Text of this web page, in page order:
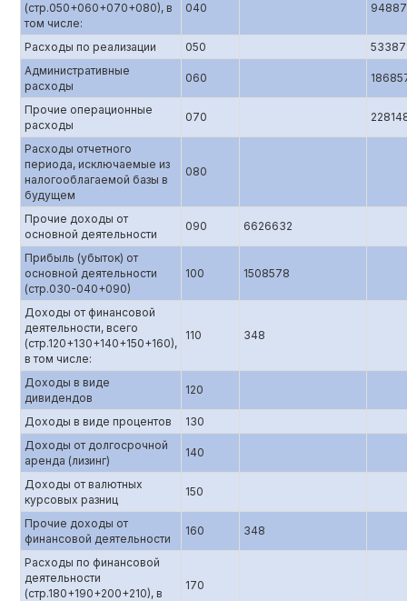
(стр.050+060+070+080), в
том числе:
040
Расходы по реализации 050
Административные
расходы
060
Прочие операционные
расходы
070
Расходы отчетного
периода, исключаемые из
налогооблагаемой базы в
будущем
080
Прочие доходы от
основной деятельности
090 6626632
Прибыль (убыток) от
основной деятельности
(стр.0З0-040+090)
100 1508578
Доходы от финансовой
деятельности, всего
(стр.120+130+140+150+160),
в том числе:
110 348
Доходы в виде
дивидендов
120
Доходы в виде процентов
130
Доходы от долгосрочной
аренда (лизинг)
140
Доходы от валютных
курсовых разниц
150
Прочие доходы от
финансовой деятельности
160 348
Расходы по финансовой
деятельности
(стр.180+190+200+210), в
170